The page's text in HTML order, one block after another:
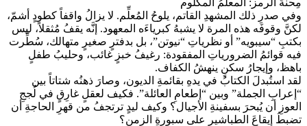
وفي صدرِ ذلك المشهدِ القاتم، يلوحُ المُعلِّم. لا يزالُ واقفاً كطودٍ أشمّ،
لكنَّ وقوفَه هذه المرة لا يشبهُ كبرياءَه المعهود. إنَّه يقفُ مُثقلاً، ليس
بكتبِ “سيبويه” أو نظرياتِ “نيوتن”، بل بدفترٍ صغيرٍ متهالك، سُطِّرت
فيه قوائمُ الضرورياتِ المفقودة: رغيفُ خبزٍ غائب، وحليبُ طفلٍ
باهظ، وإيجارُ سكنٍ ينهشُ الكفاف.
لقد استُبدلَ الكتابُ في يدهِ بقائمةِ الديون، وصارَ ذهنُه شتاتاً بين
“إعرابِ الجملة” وبين “إطعامِ العائلة”. فكيف لعقلٍ غارِقٍ في لُججِ
العوزِ أن يُبحرَ بسفينةِ الأجيال؟ وكيف ليدٍ ترتجفُ من قهرِ الحاجةِ أن
تضبطَ إيقاعَ الطباشيرِ على سبورةِ الزمن؟